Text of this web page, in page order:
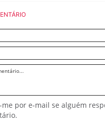
por e-mail se alguém